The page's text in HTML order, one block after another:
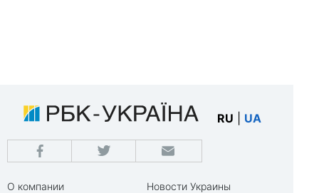
RU UA
О компании
Новости Украины